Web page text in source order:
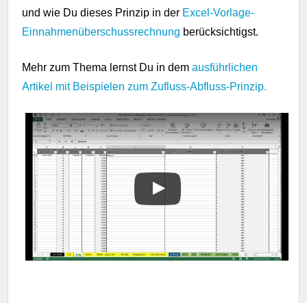
und wie Du dieses Prinzip in der Excel-Vorlage-
Einnahmenüberschussrechnung berücksichtigst.
Mehr zum Thema lernst Du in demausführlichen
Artikel mit Beispielen zum Zufluss-Abfluss-Prinzip.